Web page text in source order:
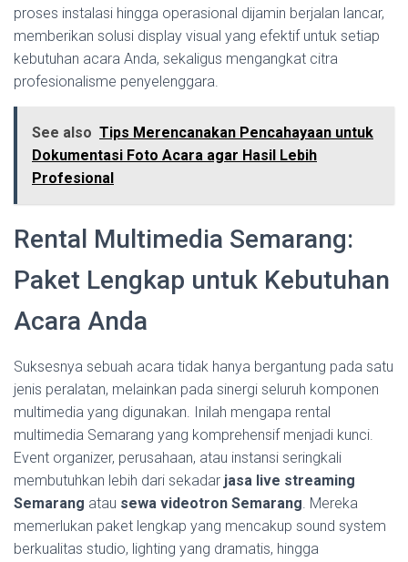
proses instalasi hingga operasional dijamin berjalan lancar,
memberikan solusi display visual yang efektif untuk setiap
kebutuhan acara Anda, sekaligus mengangkat citra
profesionalisme penyelenggara.
See also Tips Merencanakan Pencahayaan untuk
Dokumentasi Foto Acara agar Hasil Lebih
Profesional
Rental Multimedia Semarang:
Paket Lengkap untuk Kebutuhan
Acara Anda
Suksesnya sebuah acara tidak hanya bergantung pada satu
jenis peralatan, melainkan pada sinergi seluruh komponen
multimedia yang digunakan. Inilah mengapa rental
multimedia Semarang yang komprehensif menjadi kunci.
Event organizer, perusahaan, atau instansi seringkali
membutuhkan lebih dari sekadar jasa live streaming
Semarang atau sewa videotron Semarang. Mereka
memerlukan paket lengkap yang mencakup sound system
berkualitas studio, lighting yang dramatis, hingga